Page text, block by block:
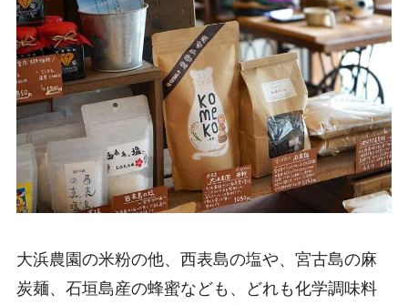
大浜農園の米粉の他、西表島の塩や、宮古島の麻
炭麺、石垣島産の蜂蜜なども、どれも化学調味料